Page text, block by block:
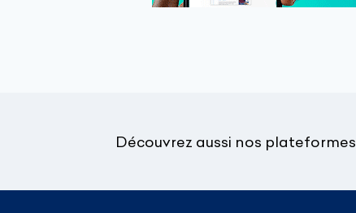
Découvrez aussi nos plateformes